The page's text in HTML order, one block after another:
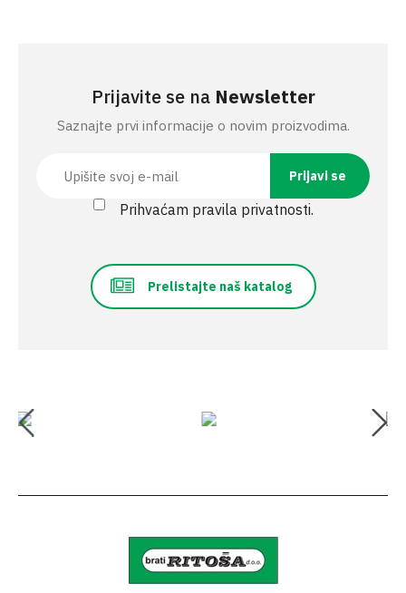
Prijavite se na Newsletter
Saznajte prvi informacije o novim proizvodima.
Prihvaćam pravila privatnosti.
Prelistajte naš katalog